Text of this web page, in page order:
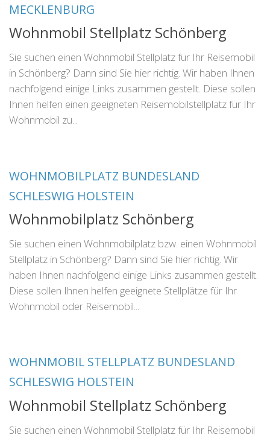
MECKLENBURG
Wohnmobil Stellplatz Schönberg
Sie suchen einen Wohnmobil Stellplatz für Ihr Reisemobil
in Schönberg? Dann sind Sie hier richtig. Wir haben Ihnen
nachfolgend einige Links zusammen gestellt. Diese sollen
Ihnen helfen einen geeigneten Reisemobilstellplatz für Ihr
Wohnmobil zu...
WOHNMOBILPLATZ BUNDESLAND
SCHLESWIG HOLSTEIN
Wohnmobilplatz Schönberg
Sie suchen einen Wohnmobilplatz bzw. einen Wohnmobil
Stellplatz in Schönberg? Dann sind Sie hier richtig. Wir
haben Ihnen nachfolgend einige Links zusammen gestellt.
Diese sollen Ihnen helfen geeignete Stellplätze für Ihr
Wohnmobil oder Reisemobil...
WOHNMOBIL STELLPLATZ BUNDESLAND
SCHLESWIG HOLSTEIN
Wohnmobil Stellplatz Schönberg
Sie suchen einen Wohnmobil Stellplatz für Ihr Reisemobil